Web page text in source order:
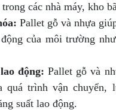
các nhà máy, kho
Pallet gỗ và nhựa
của môi trường
động: Pallet gỗ và
quá trình vận chuyển,
suất lao động.